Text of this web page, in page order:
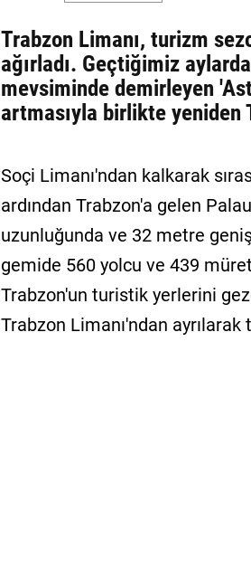
Trabzon Limanı, turizm
ağırladı. Geçtiğimiz
mevsiminde demirleyen
artmasıyla birlikte yeniden
Soçi Limanı'ndan kalkarak
ardından Trabzon'a gelen
uzunluğunda ve 32 metre
gemide 560 yolcu ve 439
Trabzon'un turistik yerlerini
Trabzon Limanı'ndan